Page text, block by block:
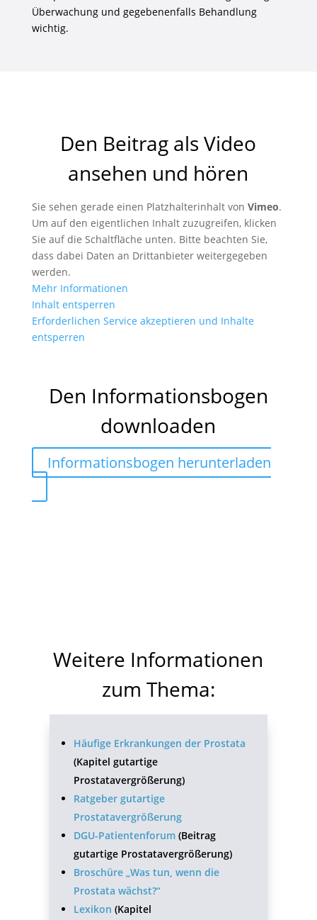
Überwachung und gegebenenfalls Behandlung
wichtig.
Den Beitrag als Video
ansehen und hören
Sie sehen gerade einen Platzhalterinhalt von Vimeo.
Um auf den eigentlichen Inhalt zuzugreifen, klicken
Sie auf die Schaltfläche unten. Bitte beachten Sie,
dass dabei Daten an Drittanbieter weitergegeben
werden.
Mehr Informationen
Inhalt entsperren
Erforderlichen Service akzeptieren und Inhalte
entsperren
Den Informationsbogen
downloaden
Informationsbogen herunterladen
Weitere Informationen
zum Thema:
Häufige Erkrankungen der Prostata
(Kapitel gutartige
Prostatavergrößerung)
Ratgeber gutartige
Prostatavergrößerung
DGU-Patientenforum(Beitrag
gutartige Prostatavergrößerung)
Broschüre „Was tun, wenn die
Prostata wächst?“
Lexikon (Kapitel